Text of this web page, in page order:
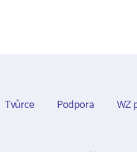
Tvůrce Podpora WZ